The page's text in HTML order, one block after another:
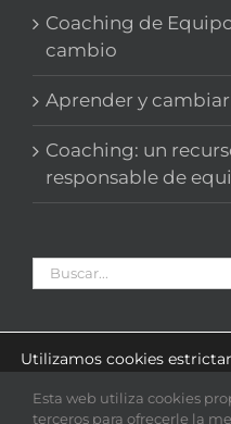
Coaching de
cambio
Aprender y cambiar
Coaching: un
responsable de
Buscar:
© Copyright 2007-2020
Utilizamos cookies
funcionamiento de este
con el fin de optimizar la
Puede cambiar sus
Esta web utiliza cookies
terceros para ofrecerle la